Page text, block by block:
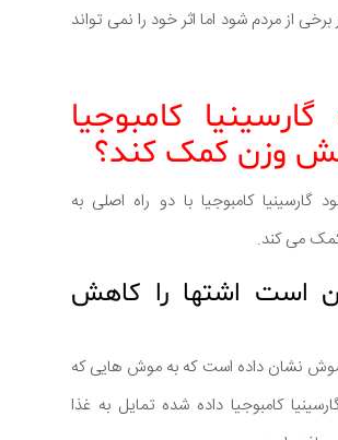
از مردم شود اما اثر خود را نمی تواند
کامبوجیا
وزن کمک کند؟
کامبوجیا با دو راه اصلی به
می کند.
است اشتها را کاهش
نشان داده است که به موش هایی که
کامبوجیا داده شده تمایل به غذا